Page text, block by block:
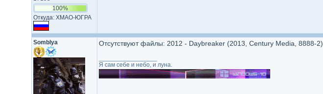
100%
Откуда: ХМАО-ЮГРА
Somblya Отсутствуют файлы: 2012 - Daybreaker (2013, Century Media, 8888-2)
Я сам себе и небо, и луна.